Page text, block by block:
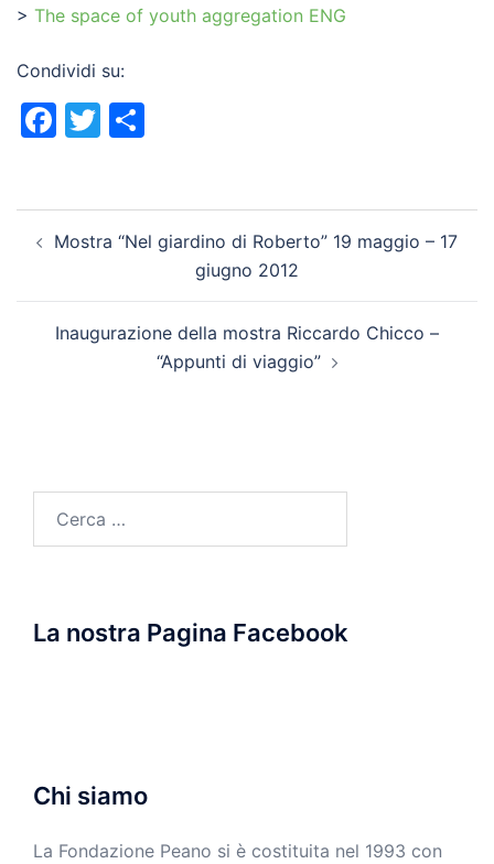
> The space of youth aggregation ENG
Condividi su:
Facebook
Twitter
articolo
Mostra “Nel giardino di Roberto” 19 maggio – 17
giugno 2012
Inaugurazione della mostra Riccardo Chicco –
“Appunti di viaggio”
La nostra Pagina Facebook
Chi siamo
La Fondazione Peano si è costituita nel 1993 con